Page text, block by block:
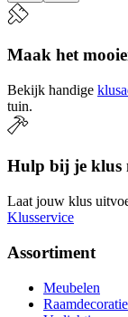
Maak het
Bekijk handige
tuin.
Hulp bij je klus
Laat jouw klus
Klusservice
Assortiment
Meubelen
Raamdecoratie